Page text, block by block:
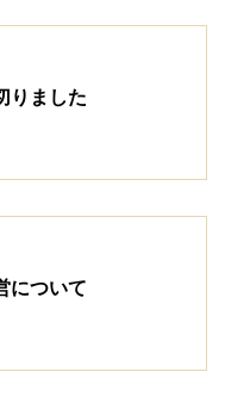
りました
について